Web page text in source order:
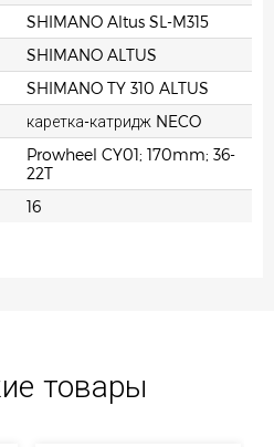
SHIMANO Altus SL-M315
SHIMANO ALTUS
SHIMANO TY 310 ALTUS
каретка-катридж NECO
Prowheel CY01; 170mm; 36-
22T
16
товары